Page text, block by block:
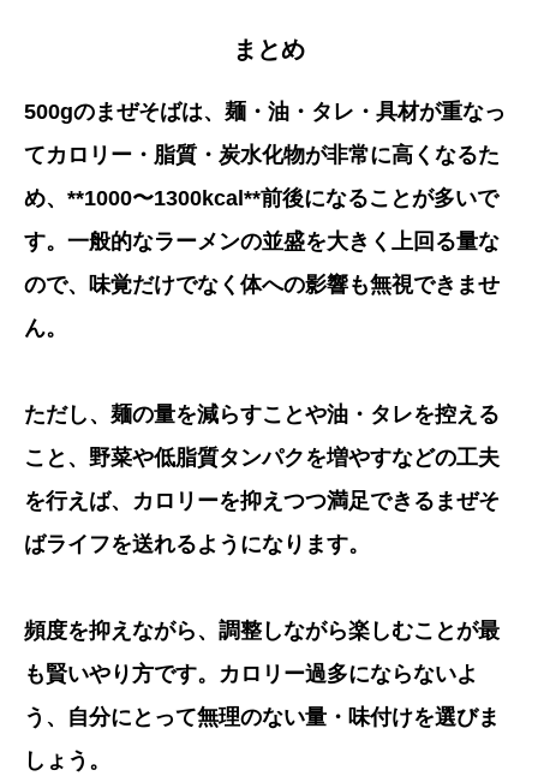
まとめ
500gのまぜそばは、麺・油・タレ・具材が重なっ
てカロリー・脂質・炭水化物が非常に高くなるた
め、**1000〜1300kcal**前後になることが多いで
す。一般的なラーメンの並盛を大きく上回る量な
ので、味覚だけでなく体への影響も無視できませ
ん。
ただし、麺の量を減らすことや油・タレを控える
こと、野菜や低脂質タンパクを増やすなどの工夫
を行えば、カロリーを抑えつつ満足できるまぜそ
ばライフを送れるようになります。
頻度を抑えながら、調整しながら楽しむことが最
も賢いやり方です。カロリー過多にならないよ
う、自分にとって無理のない量・味付けを選びま
しょう。